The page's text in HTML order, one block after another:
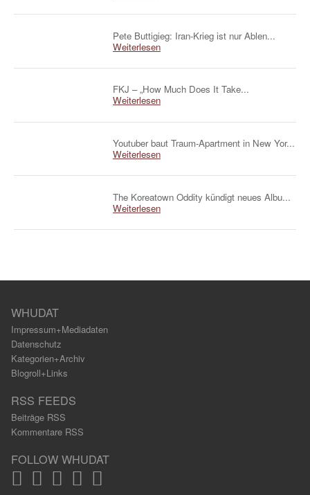
Pete Buttigieg: Iran-Krieg ist nur Ablen...
Weiterlesen
FKJ – „How Much Does It Take...
Weiterlesen
Youtuber baut Traum-Apartment in New Yor...
Weiterlesen
The Koreatown Oddity kündigt neues Albu...
Weiterlesen
WHUDAT
Impressum+Mediadaten
Datenschutz
Kategorien+Archiv
Blogroll+Links
RSS FEEDS
Beiträge RSS
Kommentare RSS
FOLLOW WHUDAT